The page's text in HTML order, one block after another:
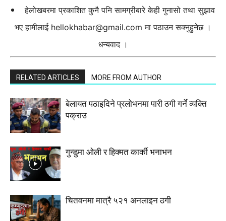
हेलोखबरमा प्रकाशित कुनै पनि सामग्रीबारे केही गुनासो तथा सुझाव
भए हामीलाई hellokhabar@gmail.com मा पठाउन सक्नुहुनेछ ।
धन्यवाद ।
RELATED ARTICLES MORE FROM AUTHOR
बेलायत पठाइदिने प्रलाेभनमा पारी ठगी गर्ने व्यक्ति
पक्राउ
गुन्डुमा ओली र हिक्मत कार्की भनाभन
चितवनमा मात्रै ५२१ अनलाइन ठगी